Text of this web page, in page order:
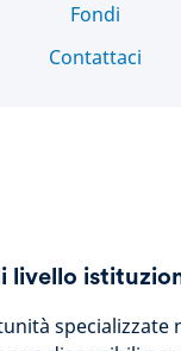
Fondi
Contattaci
livello
specializzate